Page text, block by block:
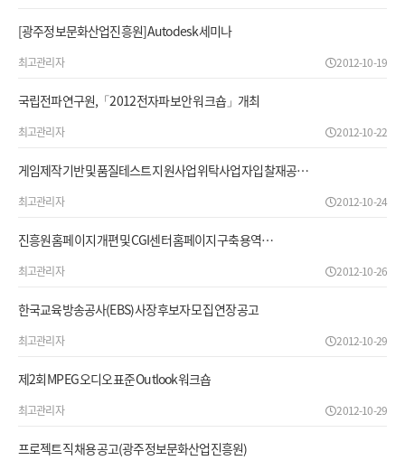
[광주정보문화산업진흥원] Autodesk 세미나
최고관리자 2012-10-19
국립전파연구원,「2012 전자파 보안 워크숍」개최
최고관리자 2012-10-22
게임제작기반 및 품질테스트 지원사업 위탁사업자 입찰재공…
최고관리자 2012-10-24
진흥원 홈페이지 개편 및 CGI센터 홈페이지 구축 용역…
최고관리자 2012-10-26
한국교육방송공사(EBS) 사장 후보자 모집 연장 공고
최고관리자 2012-10-29
제2회 MPEG 오디오 표준 Outlook 워크숍
최고관리자 2012-10-29
프로젝트직 채용 공고(광주정보문화산업진흥원)